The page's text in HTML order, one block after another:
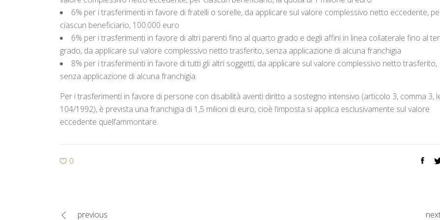
6% per i trasferimenti in favore di fratelli o sorelle, da applicare sul valore complessivo netto eccedente,
ciascun beneficiario, 100.000 euro
6% per i trasferimenti in favore di altri parenti fino al quarto grado e degli affini in linea collaterale fino al
grado, da applicare sul valore complessivo netto trasferito, senza applicazione di alcuna franchigia
8% per i trasferimenti in favore di tutti gli altri soggetti, da applicare sul valore complessivo netto trasferito,
senza applicazione di alcuna franchigia.
Per i trasferimenti in favore di persone con disabilità aventi diritto a sostegno intensivo (articolo 3, comma 3,
104/1992), è prevista una franchigia di 1,5 milioni di euro, cioè l’imposta si applica esclusivamente sul valore
eccedente quell’ammontare.
0
previous